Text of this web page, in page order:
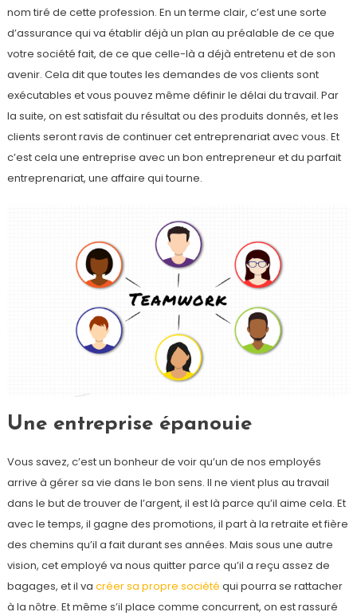
nom tiré de cette profession. En un terme clair, c’est une sorte
d’assurance qui va établir déjà un plan au préalable de ce que
votre société fait, de ce que celle-là a déjà entretenu et de son
avenir. Cela dit que toutes les demandes de vos clients sont
exécutables et vous pouvez même définir le délai du travail. Par
la suite, on est satisfait du résultat ou des produits donnés, et les
clients seront ravis de continuer cet entreprenariat avec vous. Et
c’est cela une entreprise avec un bon entrepreneur et du parfait
entreprenariat, une affaire qui tourne.
Une entreprise épanouie
Vous savez, c’est un bonheur de voir qu’un de nos employés
arrive à gérer sa vie dans le bon sens. Il ne vient plus au travail
dans le but de trouver de l’argent, il est là parce qu’il aime cela. Et
avec le temps, il gagne des promotions, il part à la retraite et fière
des chemins qu’il a fait durant ses années. Mais sous une autre
vision, cet employé va nous quitter parce qu’il a reçu assez de
bagages, et il va créer sa propre société qui pourra se rattacher
à la nôtre. Et même s’il place comme concurrent, on est rassuré